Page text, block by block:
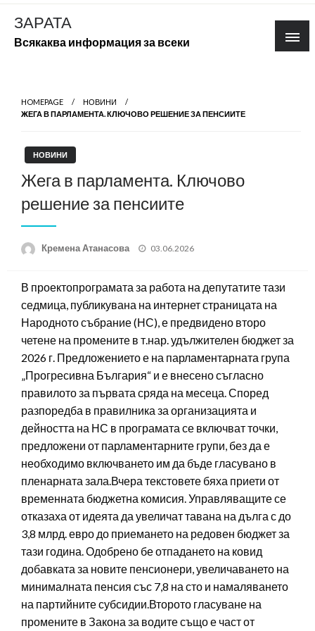
Skip
content
ЗАРАТА
Всякаква информация за всеки
HOMEPAGE
НОВИНИ
ЖЕГА В ПАРЛАМЕНТА. КЛЮЧОВО РЕШЕНИЕ ЗА ПЕНСИИТЕ
НОВИНИ
Жега в парламента. Ключово
решение за пенсиите
Кремена Атанасова
Posted
03.06.2026
В проектопрограмата за работа на депутатите тази
седмица, публикувана на интернет страницата на
Народното събрание (НС), е предвидено второ
четене на промените в т.нар. удължителен бюджет за
2026 г. Предложението е на парламентарната група
„Прогресивна България“ и е внесено съгласно
правилото за първата сряда на месеца. Според
разпоредба в правилника за организацията и
дейността на НС в програмата се включват точки,
предложени от парламентарните групи, без да е
необходимо включването им да бъде гласувано в
пленарната зала.Вчера текстовете бяха приети от
временната бюджетна комисия. Управляващите се
отказаха от идеята да увеличат тавана на дълга с до
3,8 млрд. евро до приемането на редовен бюджет за
тази година. Одобрено бе отпадането на ковид
добавката за новите пенсионери, увеличаването на
минималната пенсия със 7,8 на сто и намаляването
на партийните субсидии.Второто гласуване на
промените в Закона за водите също е част от